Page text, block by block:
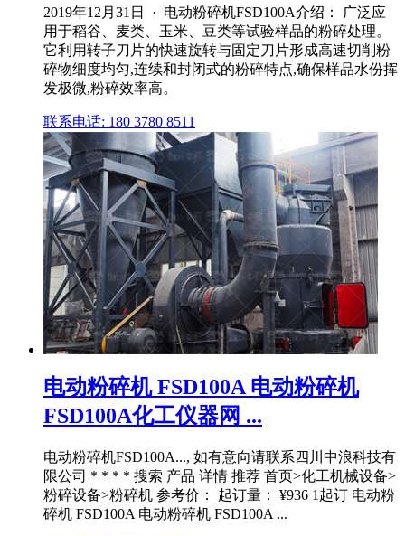
2019年12月31日 · 电动粉碎机FSD100A介绍： 广泛应
用于稻谷、麦类、玉米、豆类等试验样品的粉碎处理。
它利用转子刀片的快速旋转与固定刀片形成高速切削粉
碎物细度均匀,连续和封闭式的粉碎特点,确保样品水份挥
发极微,粉碎效率高。
联系电话: 180 3780 8511
电动粉碎机 FSD100A 电动粉碎机
FSD100A化工仪器网 ...
电动粉碎机FSD100A..., 如有意向请联系四川中浪科技有
限公司 * * * * 搜索 产品 详情 推荐 首页>化工机械设备>
粉碎设备>粉碎机 参考价： 起订量： ¥936 1起订 电动粉
碎机 FSD100A 电动粉碎机 FSD100A ...